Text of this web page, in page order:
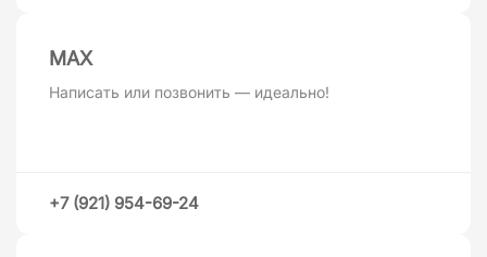
MAХ
Написать или позвонить — идеально!
+7 (921) 954-69-24